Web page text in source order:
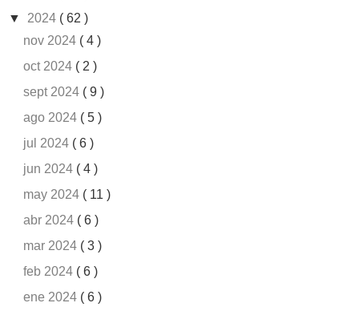
▼ 2024 ( 62 )
nov 2024 ( 4 )
oct 2024 ( 2 )
sept 2024 ( 9 )
ago 2024 ( 5 )
jul 2024 ( 6 )
jun 2024 ( 4 )
may 2024 ( 11 )
abr 2024 ( 6 )
mar 2024 ( 3 )
feb 2024 ( 6 )
ene 2024 ( 6 )